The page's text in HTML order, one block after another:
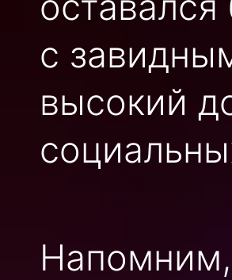
с
высокий